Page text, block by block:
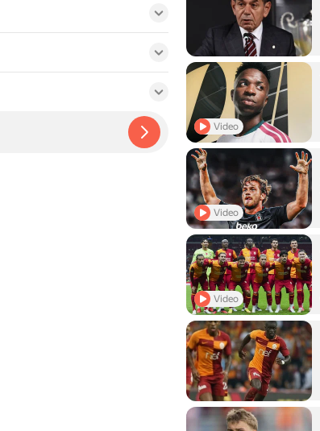
Video
Video
Video